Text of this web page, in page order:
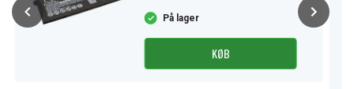
På lager
KØB